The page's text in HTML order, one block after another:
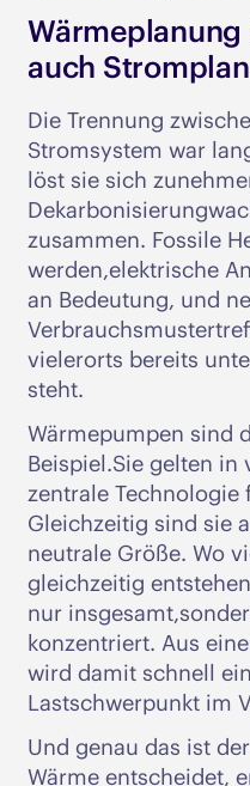
auch
Die Trennung
Stromsystem war
löst sie sich
zusammen. Fossile
werden,elektrische
an Bedeutung, und
vielerorts bereits
steht.
Wärmepumpen sind
Beispiel.Sie gelten in
zentrale Technologie
Gleichzeitig sind sie
neutrale Größe. Wo
gleichzeitig
nur
konzentriert. Aus
wird damit schnell
Lastschwerpunkt im
Und genau das ist
Wärme entscheidet,